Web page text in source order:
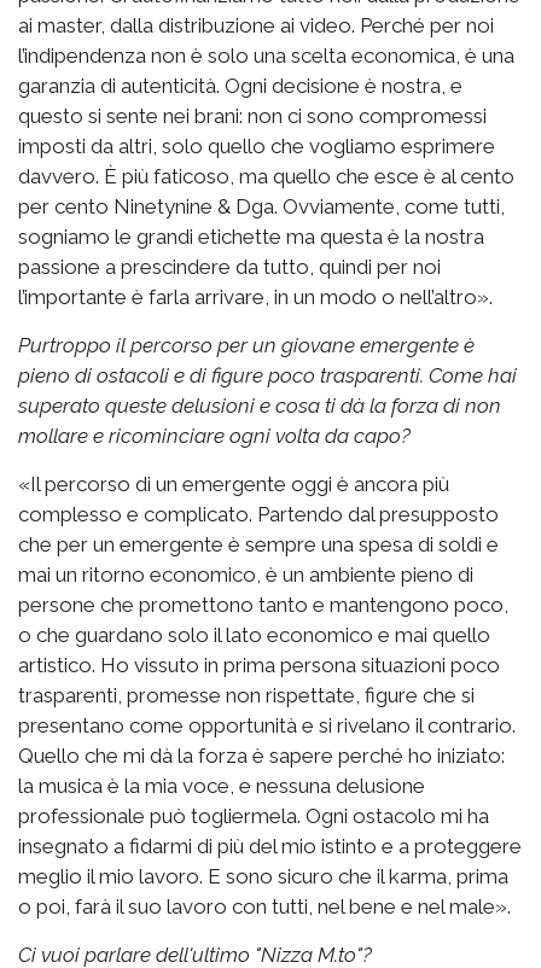
ai master, dalla distribuzione ai video. Perché per noi
l’indipendenza non è solo una scelta economica, è una
garanzia di autenticità. Ogni decisione è nostra, e
questo si sente nei brani: non ci sono compromessi
imposti da altri, solo quello che vogliamo esprimere
davvero. È più faticoso, ma quello che esce è al cento
per cento Ninetynine & Dga. Ovviamente, come tutti,
sogniamo le grandi etichette ma questa è la nostra
passione a prescindere da tutto, quindi per noi
l’importante è farla arrivare, in un modo o nell’altro».
Purtroppo il percorso per un giovane emergente è
pieno di ostacoli e di figure poco trasparenti. Come hai
superato queste delusioni e cosa ti dà la forza di non
mollare e ricominciare ogni volta da capo?
«Il percorso di un emergente oggi è ancora più
complesso e complicato. Partendo dal presupposto
che per un emergente è sempre una spesa di soldi e
mai un ritorno economico, è un ambiente pieno di
persone che promettono tanto e mantengono poco,
o che guardano solo il lato economico e mai quello
artistico. Ho vissuto in prima persona situazioni poco
trasparenti, promesse non rispettate, figure che si
presentano come opportunità e si rivelano il contrario.
Quello che mi dà la forza è sapere perché ho iniziato:
la musica è la mia voce, e nessuna delusione
professionale può togliermela. Ogni ostacolo mi ha
insegnato a fidarmi di più del mio istinto e a proteggere
meglio il mio lavoro. E sono sicuro che il karma, prima
o poi, farà il suo lavoro con tutti, nel bene e nel male».
Ci vuoi parlare dell'ultimo "Nizza M.to"?